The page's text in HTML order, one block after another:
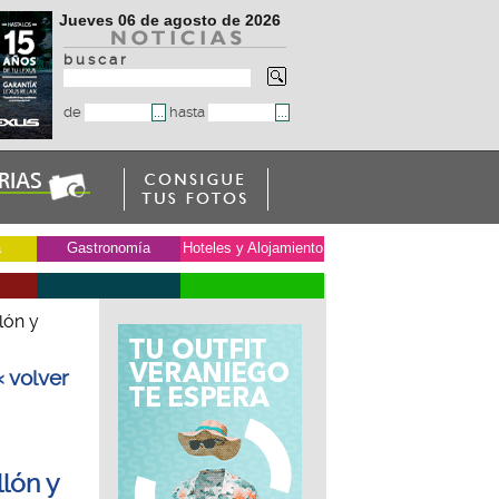
Jueves 06 de agosto de 2026
b u s c a r
de hasta
Gastronomía Hoteles y Alojamiento
y
volver
y